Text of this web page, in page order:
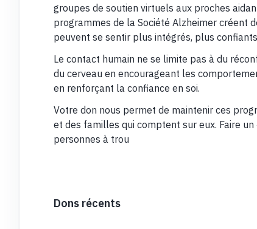
groupes de soutien virtuels aux proches
programmes de la Société Alzheimer créent
peuvent se sentir plus intégrés, plus
Le contact humain ne se limite pas à du
du cerveau en encourageant les
en renforçant la confiance en soi.
Votre don nous permet de maintenir ces
et des familles qui comptent sur eux. Faire un
personnes à trou
Dons récents